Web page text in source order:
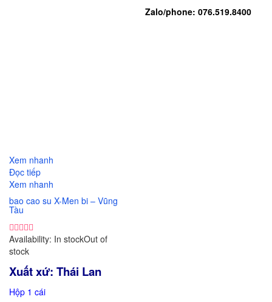
Zalo/phone: 076.519.8400
Xem nhanh
Đọc tiếp
Xem nhanh
bao cao su X-Men bi – Vũng
Tàu
Availability: In stockOut of
stock
Xuất xứ: Thái Lan
Hộp 1 cái